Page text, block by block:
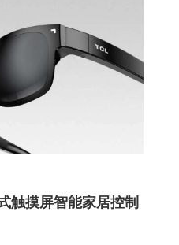
触摸屏智能家居控制